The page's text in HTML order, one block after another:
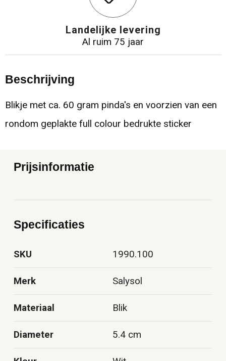
Landelijke levering
Al ruim 75 jaar
Beschrijving
Blikje met ca. 60 gram pinda's en voorzien van een
rondom geplakte full colour bedrukte sticker
Prijsinformatie
Specificaties
SKU 1990.100
Merk Salysol
Materiaal Blik
Diameter 5.4 cm